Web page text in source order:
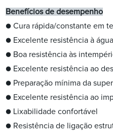
Benefícios de desempenho
● Cura rápida/constante em
● Excelente resistência à água
● Boa resistência às
● Excelente resistência ao
● Preparação mínima da
● Excelente resistência ao
● Lixabilidade confortável
● Resistência de ligação